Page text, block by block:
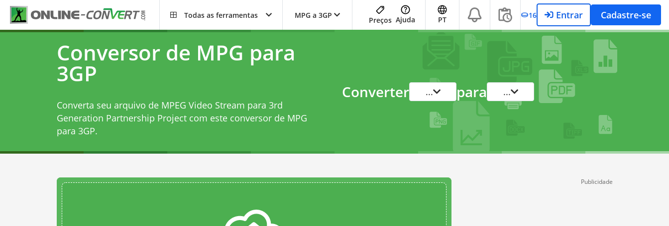
Todas as ferramentas MPG a 3GP
Preços Ajuda PT 16 Entrar Cadastre-se
Conversor de MPG para
3GP
Converta seu arquivo de MPEG Video Stream para 3rd
Generation Partnership Project com este conversor de MPG
para 3GP.
Converter ... para ...
Publicidade